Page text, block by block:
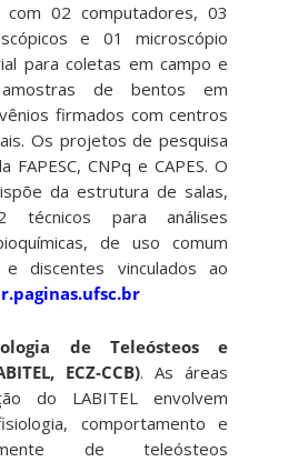
com 02 computadores, 03
e 01 microscópio
para coletas em campo e
de bentos em
firmados com centros
Os projetos de pesquisa
CNPq e CAPES. O
da estrutura de salas,
técnicos para análises
de uso comum
discentes vinculados ao
de Teleósteos e
ECZ-CCB). As áreas
do LABITEL envolvem
comportamento e
de teleósteos